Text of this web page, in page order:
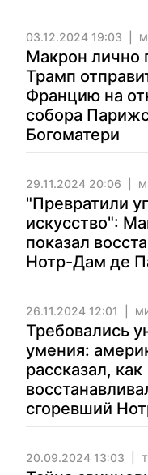
03.12.2024 19:03
Макрон лично
Трамп
Францию на
собора
Богоматери
29.11.2024 20:06
"Превратили
искусство":
показал
Нотр-Дам де
26.11.2024 12:01
Требовались
умения:
рассказал, как
сгоревший
20.09.2024 13:03